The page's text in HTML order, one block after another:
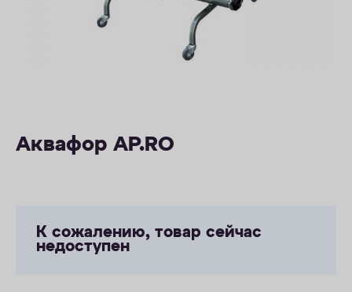
Аквафор AP.RO
К сожалению, товар сейчас
недоступен